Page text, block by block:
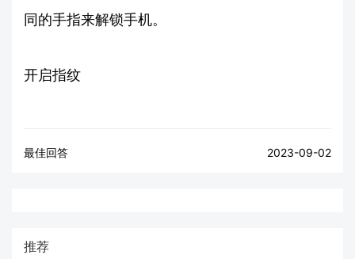
同的手指来解锁手机。
开启指纹
最佳回答 2023-09-02
推荐